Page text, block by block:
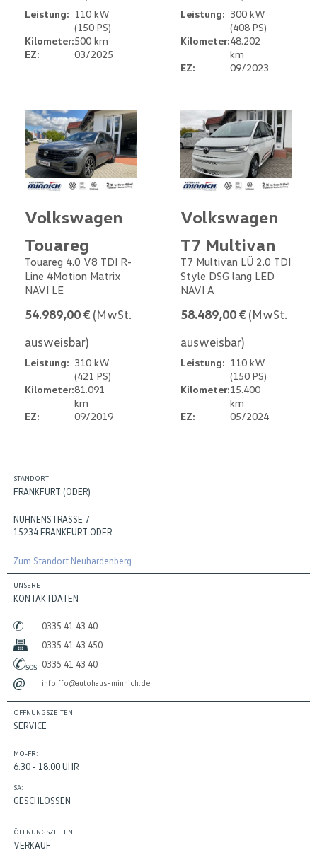
Leistung: 110 kW
(150 PS)
Kilometer:500 km
EZ:
03/2025
Leistung: 300 kW
(408 PS)
Kilometer:48.202
km
EZ:
09/2023
Volkswagen
Touareg
Touareg 4.0 V8 TDI R-
Line 4Motion Matrix
NAVI LE
54.989,00 € (MwSt.
ausweisbar)
Leistung: 310 kW
(421 PS)
Kilometer:81.091
km
EZ:
09/2019
Volkswagen
T7 Multivan
T7 Multivan LÜ 2.0 TDI
Style DSG lang LED
NAVI A
58.489,00 € (MwSt.
ausweisbar)
Leistung: 110 kW
(150 PS)
Kilometer:15.400
km
EZ:
05/2024
STANDORT
FRANKFURT (ODER)
NUHNENSTRASSE 7
15234 FRANKFURT ODER
Zum Standort Neuhardenberg
UNSERE
KONTAKTDATEN
0335 41 43 40
0335 41 43 450
0335 41 43 40
info.ffo@autohaus-minnich.de
ÖFFNUNGSZEITEN
SERVICE
MO-FR:
6.30 - 18.00 UHR
SA:
GESCHLOSSEN
ÖFFNUNGSZEITEN
VERKAUF